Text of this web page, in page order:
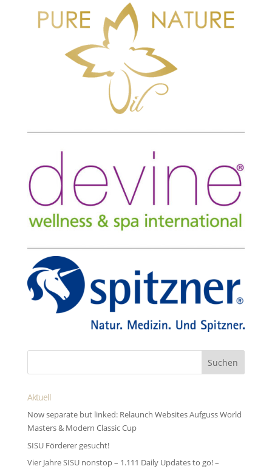
Aktuell
Now separate but linked: Relaunch Websites Aufguss World
Masters & Modern Classic Cup
SISU Förderer gesucht!
Vier Jahre SISU nonstop – 1.111 Daily Updates to go! –